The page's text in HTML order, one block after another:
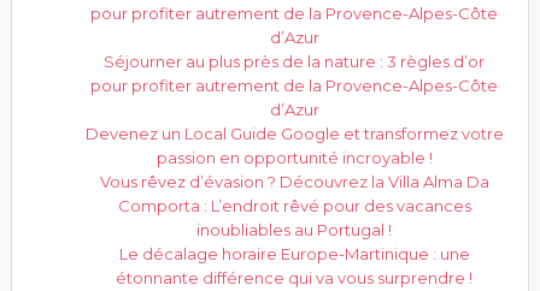
pour profiter autrement de la Provence-Alpes-Côte
d’Azur
Séjourner au plus près de la nature : 3 règles d’or
pour profiter autrement de la Provence-Alpes-Côte
d’Azur
Devenez un Local Guide Google et transformez votre
passion en opportunité incroyable !
Vous rêvez d’évasion ? Découvrez la Villa Alma Da
Comporta : L’endroit rêvé pour des vacances
inoubliables au Portugal !
Le décalage horaire Europe-Martinique : une
étonnante différence qui va vous surprendre !